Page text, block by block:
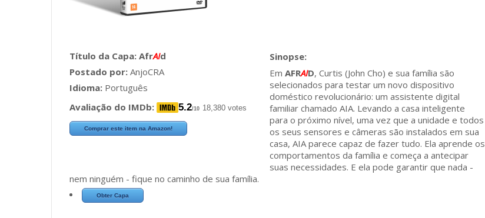
Título da Capa: AfrAId
Postado por: AnjoCRA
Idioma: Português
Avaliação do IMDb:
5.2/10 18,380 votes
Comprar este item na Amazon!
Em AFRAID, Curtis (John Cho) e sua família são
selecionados para testar um novo dispositivo
doméstico revolucionário: um assistente digital
familiar chamado AIA. Levando a casa inteligente
para o próximo nível, uma vez que a unidade e todos
os seus sensores e câmeras são instalados em sua
casa, AIA parece capaz de fazer tudo. Ela aprende os
comportamentos da família e começa a antecipar
suas necessidades. E ela pode garantir que nada -
nem ninguém - fique no caminho de sua família.
Obter Capa